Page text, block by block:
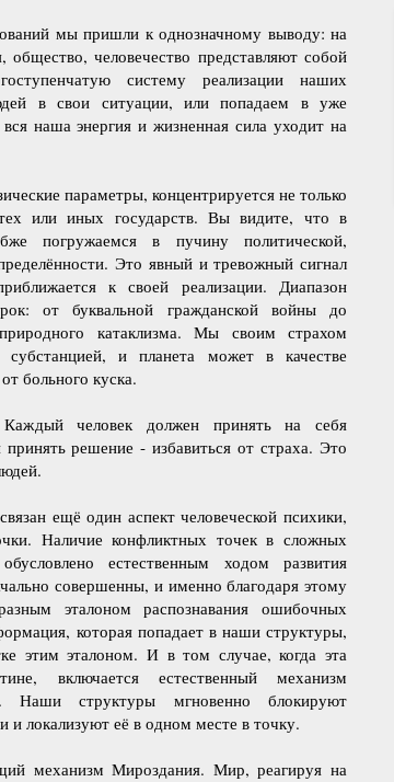
мы пришли к однозначному выводу: на
человечество представляют собой
систему реализации наших
в свои ситуации, или попадаем в уже
наша энергия и жизненная сила уходит на
параметры, концентрируется не только
или иных государств. Вы видите, что в
погружаемся в пучину политической,
Это явный и тревожный сигнал
к своей реализации. Диапазон
от буквальной гражданской войны до
катаклизма. Мы своим страхом
субстанцией, и планета может в качестве
больного куска.
человек должен принять на себя
решение - избавиться от страха. Это
ещё один аспект человеческой психики,
Наличие конфликтных точек в сложных
естественным ходом развития
совершенны, и именно благодаря этому
эталоном распознавания ошибочных
которая попадает в наши структуры,
этим эталоном. И в том случае, когда эта
включается естественный механизм
Наши структуры мгновенно блокируют
и локализуют её в одном месте в точку.
механизм Мироздания. Мир, реагируя на